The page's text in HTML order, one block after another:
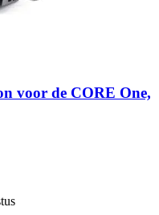
voor de CORE One,